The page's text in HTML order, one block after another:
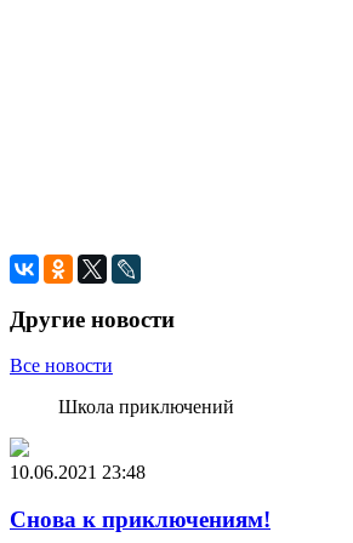
Другие новости
Все новости
Школа приключений
10.06.2021 23:48
Снова к приключениям!